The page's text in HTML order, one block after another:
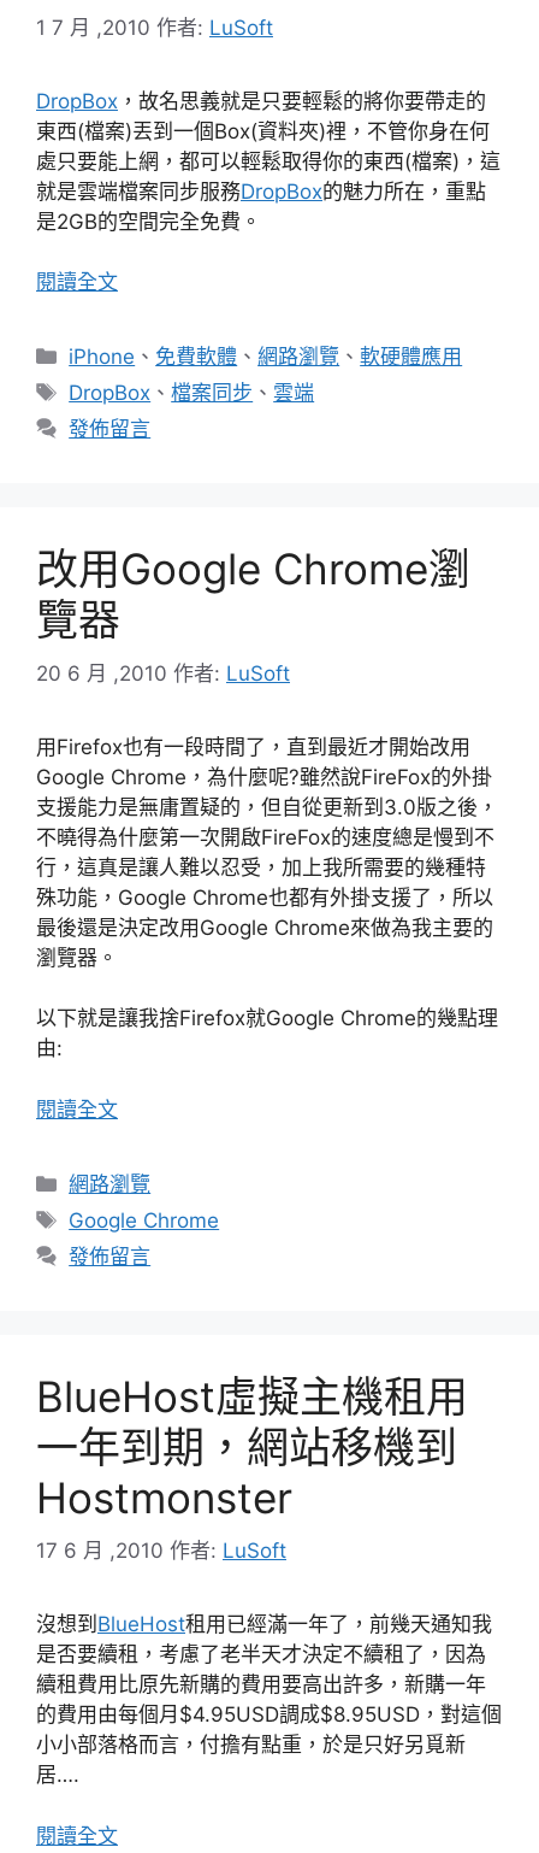
1 7 月 ,2010 作者: LuSoft
DropBox ，故名思義就是只要輕鬆的將你要帶走的
東西(檔案)丟到一個Box(資料夾)裡，不管你身在何
處只要能上網，都可以輕鬆取得你的東西(檔案)，這
就是雲端檔案同步服務DropBox的魅力所在，重點
是2GB的空間完全免費。
閱讀全文
分
類
iPhone 、 免費軟體 、網路瀏覽 、軟硬體應用
標
籤
DropBox 、檔案同步 、雲端
發佈留言
改用Google Chrome瀏
覽器
20 6 月 ,2010 作者: LuSoft
用Firefox也有一段時間了，直到最近才開始改用
Google Chrome，為什麼呢?雖然說FireFox的外掛
支援能力是無庸置疑的，但自從更新到3.0版之後，
不曉得為什麼第一次開啟FireFox的速度總是慢到不
行，這真是讓人難以忍受，加上我所需要的幾種特
殊功能，Google Chrome也都有外掛支援了，所以
最後還是決定改用Google Chrome來做為我主要的
瀏覽器。
以下就是讓我捨Firefox就Google Chrome的幾點理
由:
閱讀全文
分
類
網路瀏覽
標
籤
Google Chrome
發佈留言
BlueHost虛擬主機租用
一年到期，網站移機到
Hostmonster
17 6 月 ,2010 作者: LuSoft
沒想到 BlueHost租用已經滿一年了，前幾天通知我
是否要續租，考慮了老半天才決定不續租了，因為
續租費用比原先新購的費用要高出許多，新購一年
的費用由每個月$4.95USD調成$8.95USD，對這個
小小部落格而言，付擔有點重，於是只好另覓新
居….
閱讀全文